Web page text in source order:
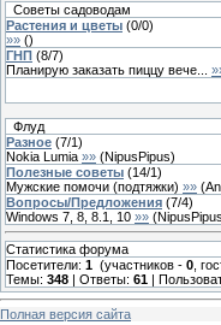
Советы садоводам
Растения и цветы (0/0)
»» ()
ГНП (8/7)
Планирую заказать пиццу вече...
Флуд
Разное (7/1)
Nokia Lumia »» (NipusPipus)
Полезные советы (14/1)
Мужские помочи (подтяжки) »» (
Вопросы/Предложения (7/4)
Windows 7, 8, 8.1, 10 »» (NipusPipus
Статистика форума
Посетители: 1 (участников - 0 ,
Темы: 348 | Ответы: 61 |
Полная версия сайта